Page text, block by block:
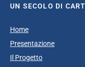
UN SECOLO DI
Home
Presentazione
Il Progetto